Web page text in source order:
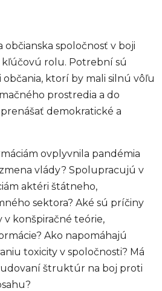
občianska spoločnosť v boji
rolu. Potrební sú
ktorí by mali silnú vôľu
prostredia a do
demokratické a
ovplyvnila pandémia
vlády? Spolupracujú v
aktéri štátneho,
sektora? Aké sú príčiny
v konšpiračné teórie,
Ako napomáhajú
toxicity v spoločnosti? Má
štruktúr na boj proti